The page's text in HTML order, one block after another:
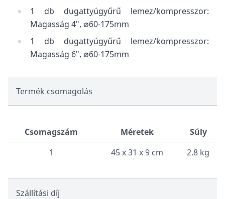
1 db dugattyúgyűrű lemez/kompresszor:
Magasság 4", ∅60-175mm
1 db dugattyúgyűrű lemez/kompresszor:
Magasság 6", ∅60-175mm
Termék csomagolás
Csomagszám Méretek
Súly
1
45 x 31 x 9 cm 2.8 kg
Szállítási díj